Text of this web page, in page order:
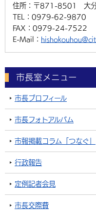
住所： 〒871-8501 大分
TEL： 0979-62-9870
FAX： 0979-24-7522
E-Mail：
市長室メニュー
市長プロフィール
市長フォトアルバム
市報掲載コラム「つなぐ」
行政報告
定例記者会見
市長交際費